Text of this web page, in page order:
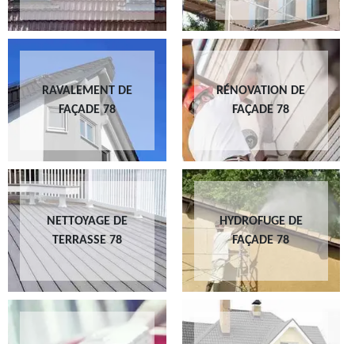
RAVALEMENT DE
FAÇADE 78
RÉNOVATION DE
FAÇADE 78
NETTOYAGE DE
TERRASSE 78
HYDROFUGE DE
FAÇADE 78